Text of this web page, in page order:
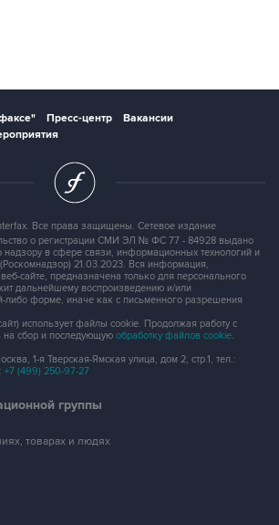
Все права защищены. Сетевое издание
о регистрации СМИ ЭЛ № ФС 77 - 84928 выдано
21.03.2023. Вся информация,
сайте, предназначена только для персонального
дальнейшему воспроизведению и/или
либо форме, иначе как с письменного разрешения
использует файлы cookie. Продолжая работу с
на сбор и последующую обработку файлов cookie.
1-я Тверская-Ямская улица, дом 2, стр.1, тел.:
+7 (499) 250-97-27
группы
товарах и людях